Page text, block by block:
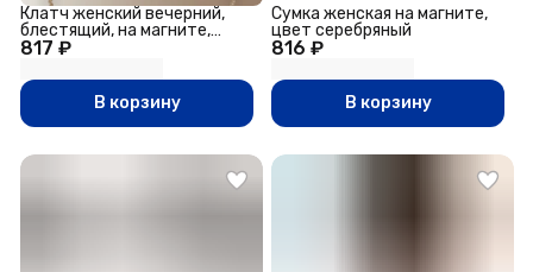
817 ₽
Клатч женский вечерний,
блестящий, на магните,
цвет золотой
В корзину
816 ₽
Сумка женская на магните,
цвет серебряный
В корзину